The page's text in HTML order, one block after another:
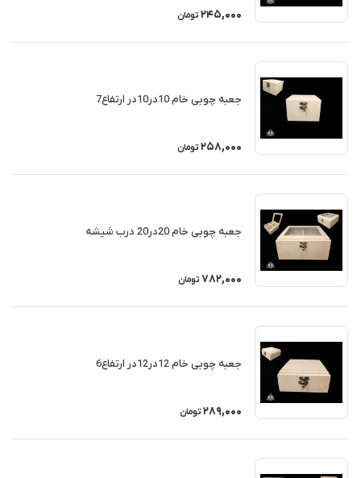
245,000 تومان
جعبه چوبی خام 10در10در ارتفاع7
258,000 تومان
جعبه چوبی خام 20در20 درب شیشه
782,000 تومان
جعبه چوبی خام 12در12در ارتفاع6
289,000 تومان